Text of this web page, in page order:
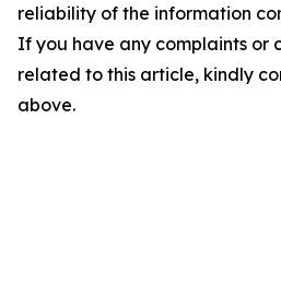
reliability of the information
If you have any complaints or
related to this article, kindly
above.